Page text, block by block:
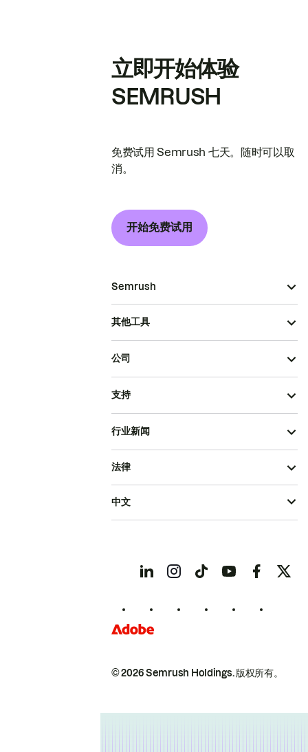
立即开始体验
SEMRUSH
免费试用 Semrush 七天。随时可以取
消。
开始免费试用
Semrush
其他工具
公司
支持
行业新闻
© 2026 Semrush Holdings.版权所有。
法律
中文